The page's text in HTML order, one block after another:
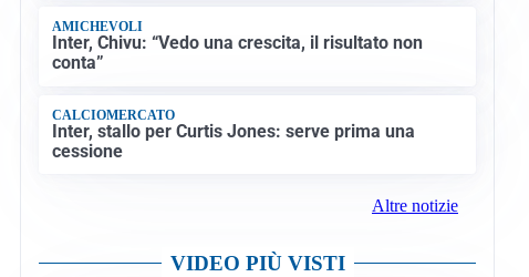
AMICHEVOLI
Inter, Chivu: “Vedo una crescita, il risultato non
conta”
CALCIOMERCATO
Inter, stallo per Curtis Jones: serve prima una
cessione
Altre notizie
VIDEO PIÙ VISTI